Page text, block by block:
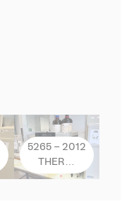
5265 - 2012
THER…